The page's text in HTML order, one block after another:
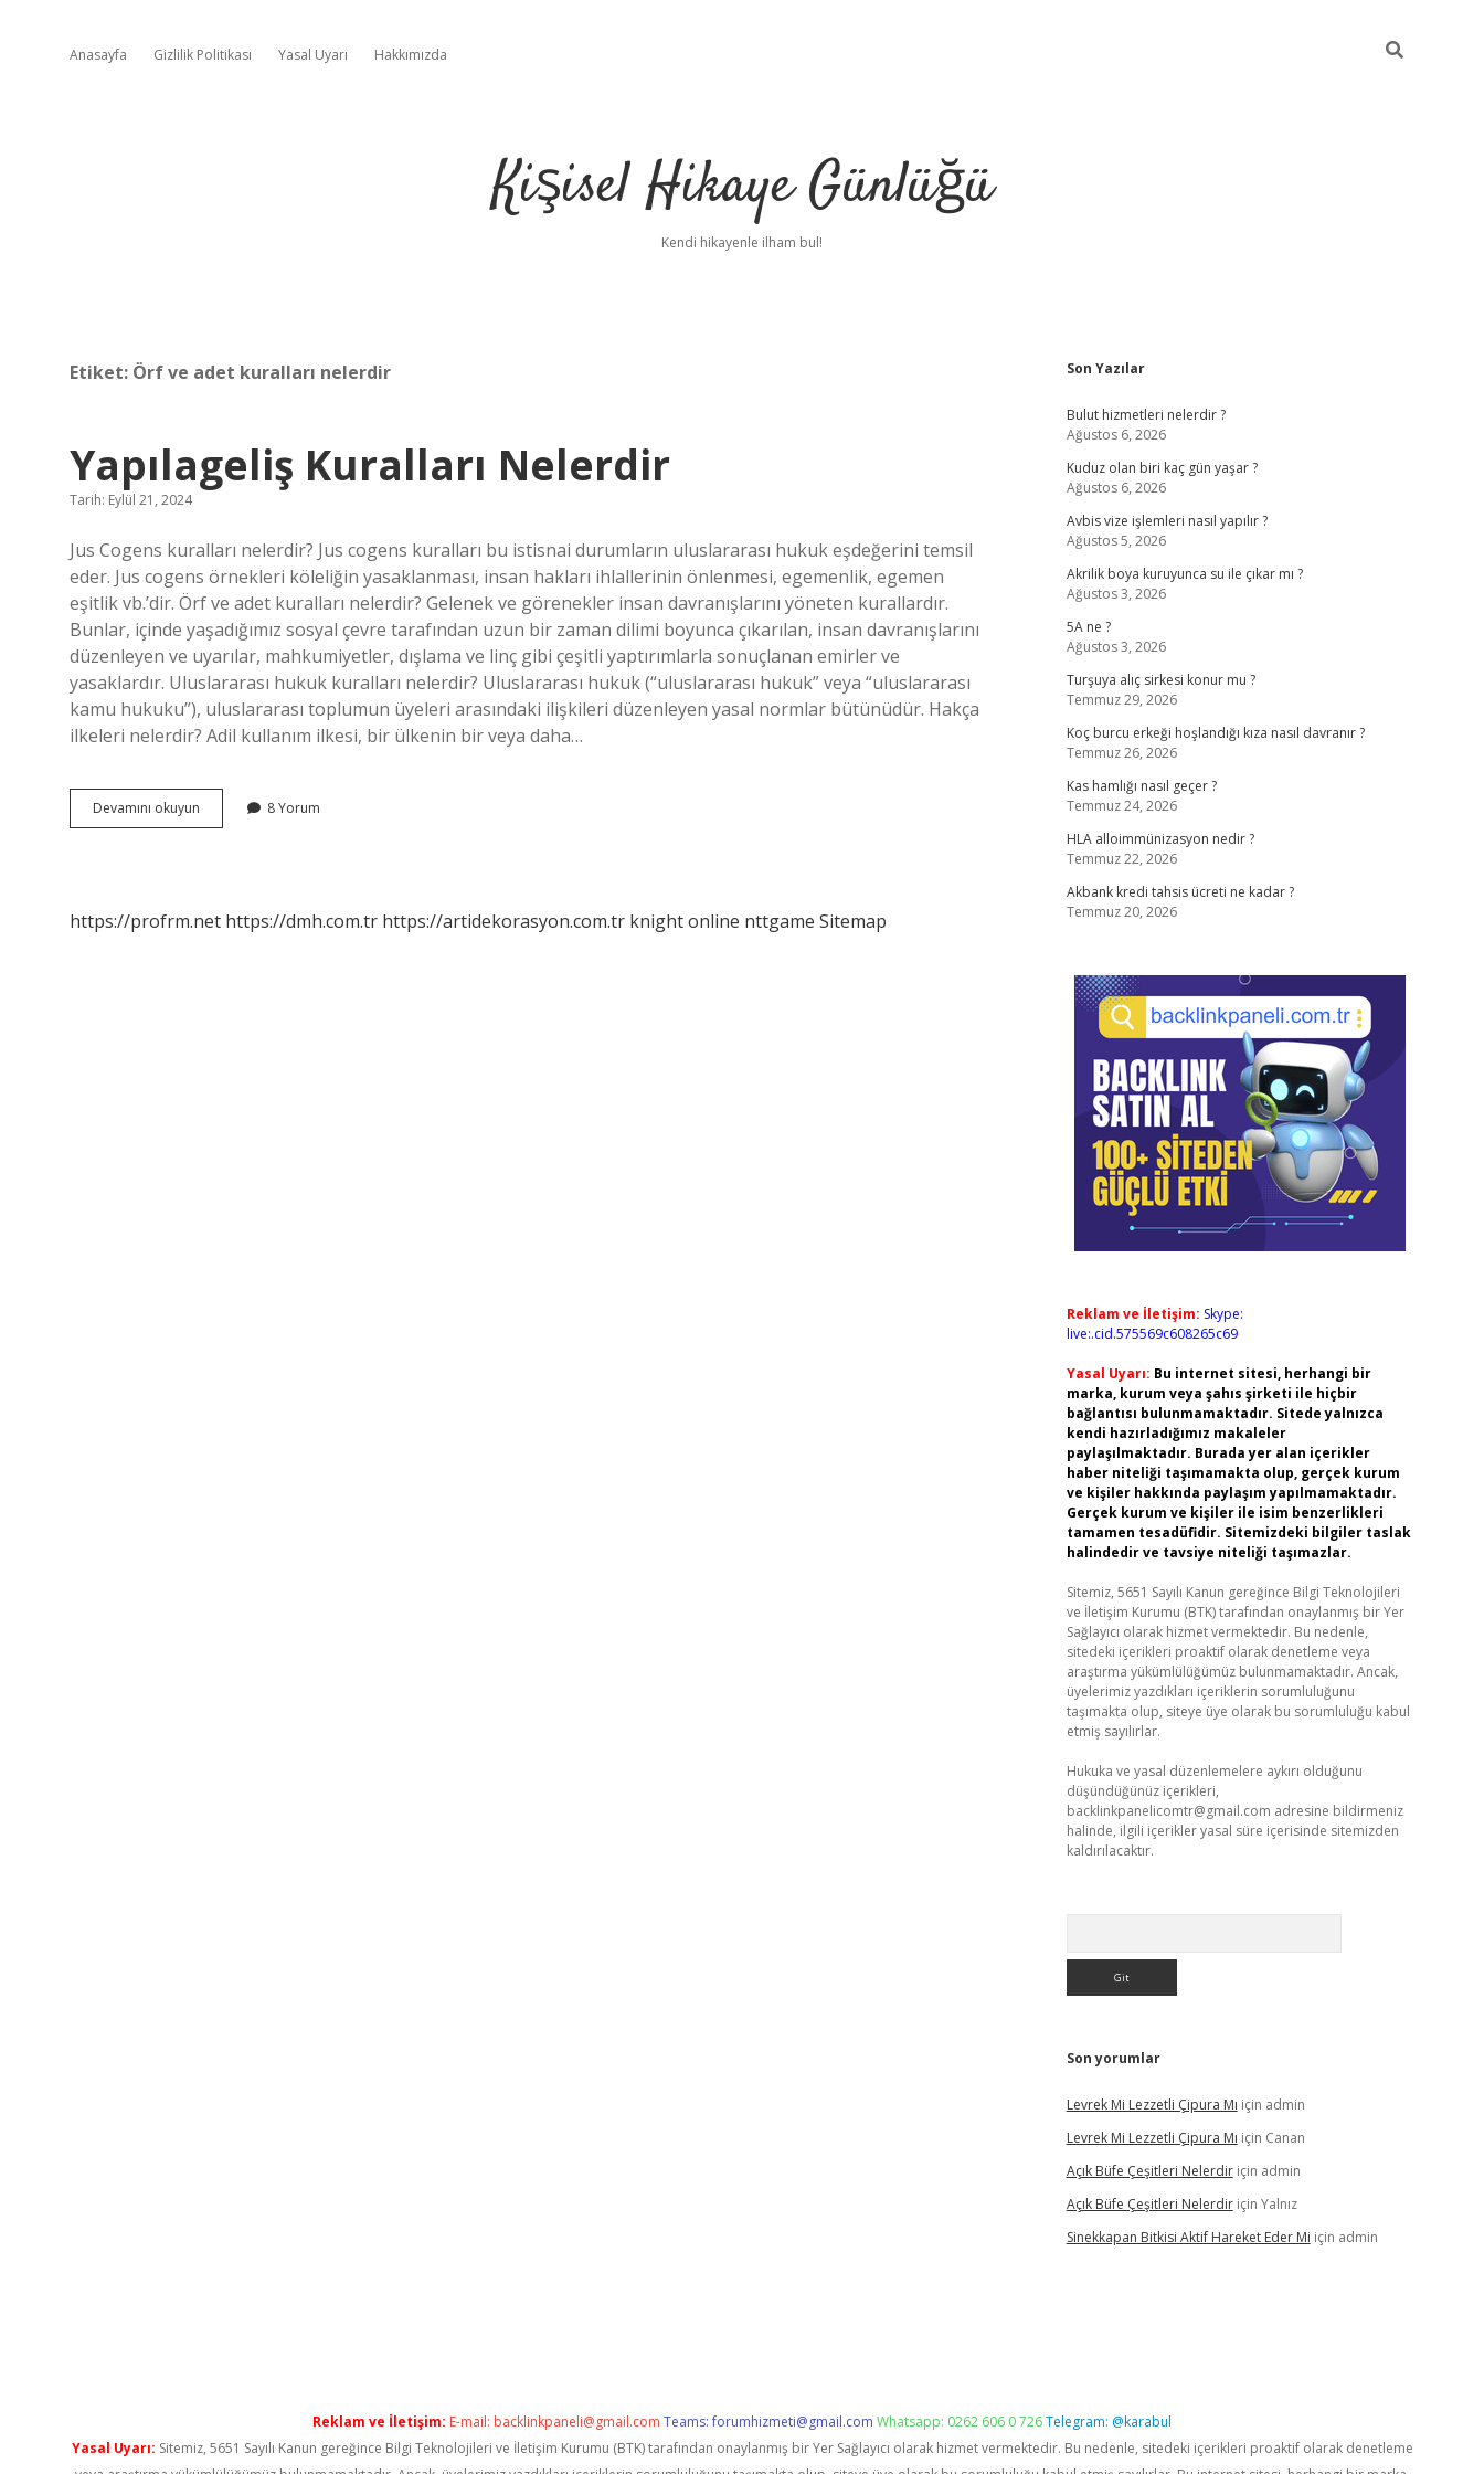
Anasayfa Gizlilik Politikası Yasal Uyarı Hakkımızda
Kişisel Hikaye Günlüğü
Kendi hikayenle ilham bul!
Etiket: Örf ve adet kuralları nelerdir
Yapılageliş Kuralları Nelerdir
Tarih: Eylül 21, 2024
Jus Cogens kuralları nelerdir? Jus cogens kuralları bu istisnai durumların uluslararası hukuk eşdeğerini temsil
eder. Jus cogens örnekleri köleliğin yasaklanması, insan hakları ihlallerinin önlenmesi, egemenlik, egemen
eşitlik vb.’dir. Örf ve adet kuralları nelerdir? Gelenek ve görenekler insan davranışlarını yöneten kurallardır.
Bunlar, içinde yaşadığımız sosyal çevre tarafından uzun bir zaman dilimi boyunca çıkarılan, insan davranışlarını
düzenleyen ve uyarılar, mahkumiyetler, dışlama ve linç gibi çeşitli yaptırımlarla sonuçlanan emirler ve
yasaklardır. Uluslararası hukuk kuralları nelerdir? Uluslararası hukuk (“uluslararası hukuk” veya “uluslararası
kamu hukuku”), uluslararası toplumun üyeleri arasındaki ilişkileri düzenleyen yasal normlar bütünüdür. Hakça
ilkeleri nelerdir? Adil kullanım ilkesi, bir ülkenin bir veya daha…
Devamını okuyun Yapılageliş
Kuralları
8 Yorum
https://profrm.net https://dmh.com.tr https://artidekorasyon.com.tr knight online nttgame Sitemap
Sidebar
Son Yazılar
Bulut hizmetleri nelerdir ?
Ağustos 6, 2026
Kuduz olan biri kaç gün yaşar ?
Ağustos 6, 2026
Avbis vize işlemleri nasıl yapılır ?
Ağustos 5, 2026
Akrilik boya kuruyunca su ile çıkar mı ?
Ağustos 3, 2026
5A ne ?
Ağustos 3, 2026
Turşuya alıç sirkesi konur mu ?
Temmuz 29, 2026
Koç burcu erkeği hoşlandığı kıza nasıl davranır ?
Temmuz 26, 2026
Kas hamlığı nasıl geçer ?
Temmuz 24, 2026
HLA alloimmünizasyon nedir ?
Temmuz 22, 2026
Akbank kredi tahsis ücreti ne kadar ?
Temmuz 20, 2026
Reklam ve İletişim: Skype:
live:.cid.575569c608265c69
Yasal Uyarı: Bu internet sitesi, herhangi bir
marka, kurum veya şahıs şirketi ile hiçbir
bağlantısı bulunmamaktadır. Sitede yalnızca
kendi hazırladığımız makaleler
paylaşılmaktadır. Burada yer alan içerikler
haber niteliği taşımamakta olup, gerçek kurum
ve kişiler hakkında paylaşım yapılmamaktadır.
Gerçek kurum ve kişiler ile isim benzerlikleri
tamamen tesadüfidir. Sitemizdeki bilgiler taslak
halindedir ve tavsiye niteliği taşımazlar.
Sitemiz, 5651 Sayılı Kanun gereğince Bilgi Teknolojileri
ve İletişim Kurumu (BTK) tarafından onaylanmış bir Yer
Sağlayıcı olarak hizmet vermektedir. Bu nedenle,
sitedeki içerikleri proaktif olarak denetleme veya
araştırma yükümlülüğümüz bulunmamaktadır. Ancak,
üyelerimiz yazdıkları içeriklerin sorumluluğunu
taşımakta olup, siteye üye olarak bu sorumluluğu kabul
etmiş sayılırlar.
Hukuka ve yasal düzenlemelere aykırı olduğunu
düşündüğünüz içerikleri,
backlinkpanelicomtr@gmail.com adresine bildirmeniz
halinde, ilgili içerikler yasal süre içerisinde sitemizden
kaldırılacaktır.
Son yorumlar
Levrek Mi Lezzetli Çipura Mı için admin
Levrek Mi Lezzetli Çipura Mı için Canan
Açık Büfe Çeşitleri Nelerdiriçin admin
Açık Büfe Çeşitleri Nelerdiriçin Yalnız
Sinekkapan Bitkisi Aktif Hareket Eder Mi için admin
Reklam ve İletişim: E-mail: backlinkpaneli@gmail.com Teams:forumhizmeti@gmail.com Whatsapp: 0262 606 0 726Telegram: @karabul
Yasal Uyarı: Sitemiz, 5651 Sayılı Kanun gereğince Bilgi Teknolojileri ve İletişim Kurumu (BTK) tarafından onaylanmış bir Yer Sağlayıcı olarak hizmet vermektedir. Bu nedenle, sitedeki içerikleri proaktif olarak denetleme